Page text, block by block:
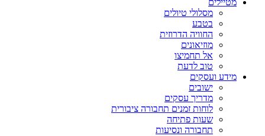
מטיילים
מסלולי טיולים
בטבע
החוויה הדרוזית
מוזיאונים
אל תחמיצו
טוב לדעת
מידע ועסקים
ישובים
מדריך עסקים
לוחות זמנים תחבורה ציבורית
שעות פתיחה
תחבורה ונסיעות